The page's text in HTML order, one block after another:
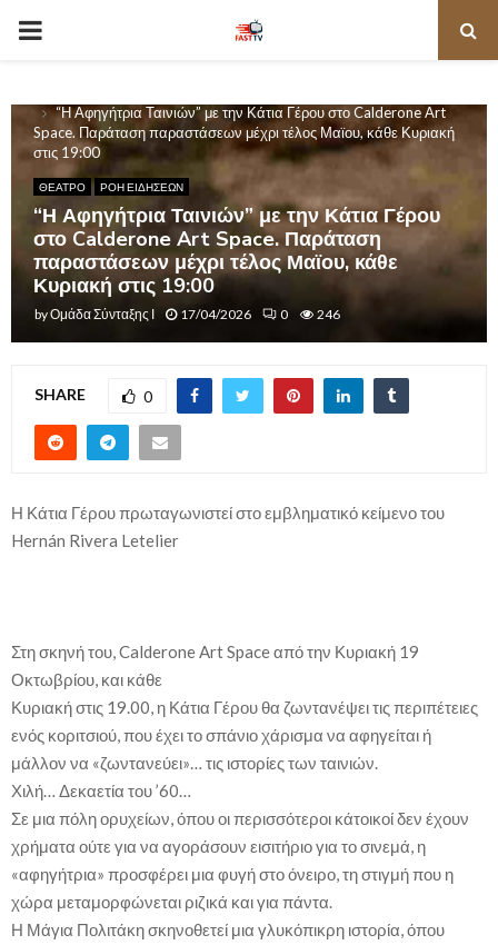
PRIMARY
“Η Αφηγήτρια Ταινιών” με την Κάτια Γέρου στο Calderone Art
Space. Παράταση παραστάσεων μέχρι τέλος Μαϊου, κάθε Κυριακή
στις 19:00
ΘΕΑΤΡΟ ΡΟΗ ΕΙΔΗΣΕΩΝ
“Η Αφηγήτρια Ταινιών” με την Κάτια Γέρου
στο Calderone Art Space. Παράταση
παραστάσεων μέχρι τέλος Μαϊου, κάθε
Κυριακή στις 19:00
byΟμάδα Σύνταξης Ι 17/04/2026 0 246
SHARE 0
Η Κάτια Γέρου πρωταγωνιστεί στο εμβληματικό κείμενο του
Hernán Rivera Letelier
Στη σκηνή του, Calderone Art Space από την Κυριακή 19
Οκτωβρίου, και κάθε
Κυριακή στις 19.00, η Κάτια Γέρου θα ζωντανέψει τις περιπέτειες
ενός κοριτσιού, που έχει το σπάνιο χάρισμα να αφηγείται ή
μάλλον να «ζωντανεύει»… τις ιστορίες των ταινιών.
Χιλή… Δεκαετία του ’60…
Σε μια πόλη ορυχείων, όπου οι περισσότεροι κάτοικοί δεν έχουν
χρήματα ούτε για να αγοράσουν εισιτήριο για το σινεμά, η
«αφηγήτρια» προσφέρει μια φυγή στο όνειρο, τη στιγμή που η
χώρα μεταμορφώνεται ριζικά και για πάντα.
Η Μάγια Πολιτάκη σκηνοθετεί μια γλυκόπικρη ιστορία, όπου